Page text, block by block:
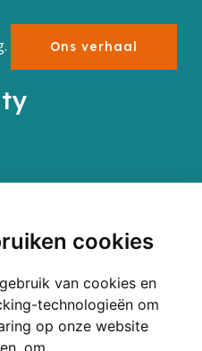
cookies
van cookies en
technologieën om
op onze website
om
Ons verhaal